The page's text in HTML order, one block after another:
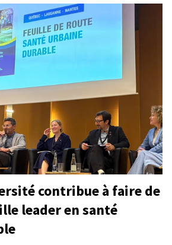
contribue à faire de
leader en santé